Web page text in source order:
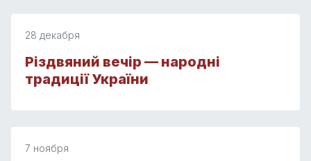
28 декабря
Різдвяний вечір — народні
традиції України
7 ноября